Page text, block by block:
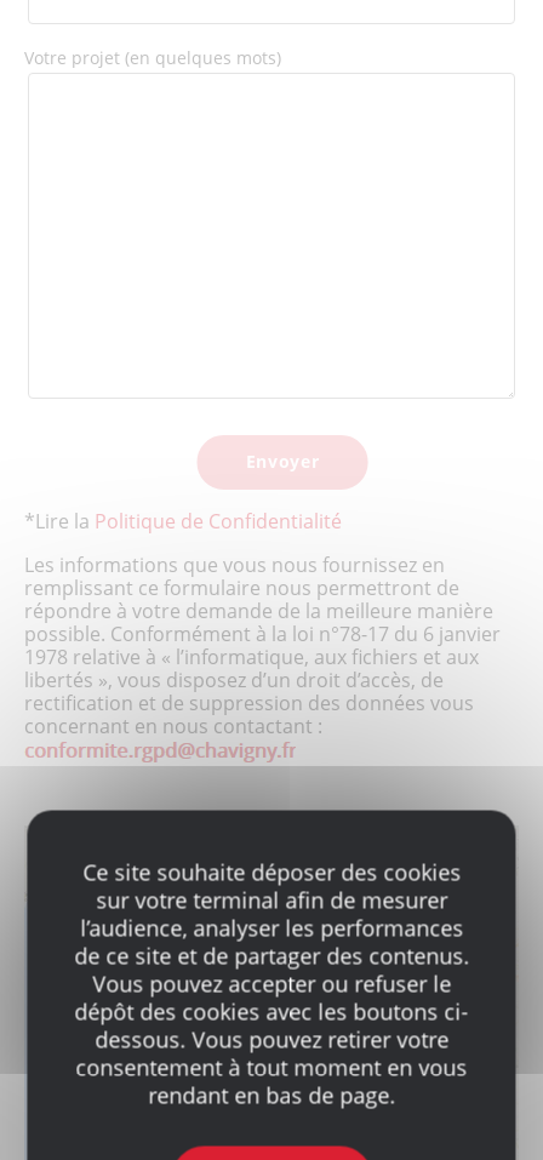
Votre projet (en quelques mots)
*Lire la Politique de Confidentialité
Les informations que vous nous fournissez en
remplissant ce formulaire nous permettront de
répondre à votre demande de la meilleure manière
possible. Conformément à la loi n°78-17 du 6 janvier
1978 relative à « l’informatique, aux fichiers et aux
libertés », vous disposez d’un droit d’accès, de
rectification et de suppression des données vous
concernant en nous contactant :
OÙ NOUS
TROUVER ?
Toutes les informations pratiques
de nos points de vente.
Toutes nos agences
Ce site souhaite déposer des cookies
sur votre terminal afin de mesurer
l’audience, analyser les performances
de ce site et de partager des contenus.
Vous pouvez accepter ou refuser le
dépôt des cookies avec les boutons ci-
dessous. Vous pouvez retirer votre
consentement à tout moment en vous
rendant en bas de page.